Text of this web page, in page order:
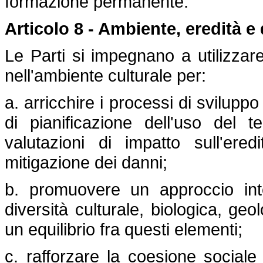
Articolo 8 - Ambiente, eredità
Le Parti si impegnano a
nell'ambiente culturale per:
a. arricchire i processi di
di pianificazione dell'uso del
valutazioni di impatto
mitigazione dei danni;
b. promuovere un approccio
diversità culturale, biologica,
un equilibrio fra questi elementi;
c. rafforzare la coesione